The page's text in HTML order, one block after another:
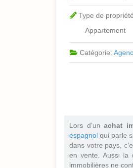
Type de
Appartement
Catégorie:
Lors d’unachat
espagnol qui parle
dans votre pays,
en vente. Aussi la
immobilières ne